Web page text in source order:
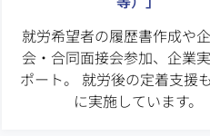
就労希望者の履歴書作成や
会・合同面接会参加、企業
ポート。 就労後の定着支援
に実施しています。